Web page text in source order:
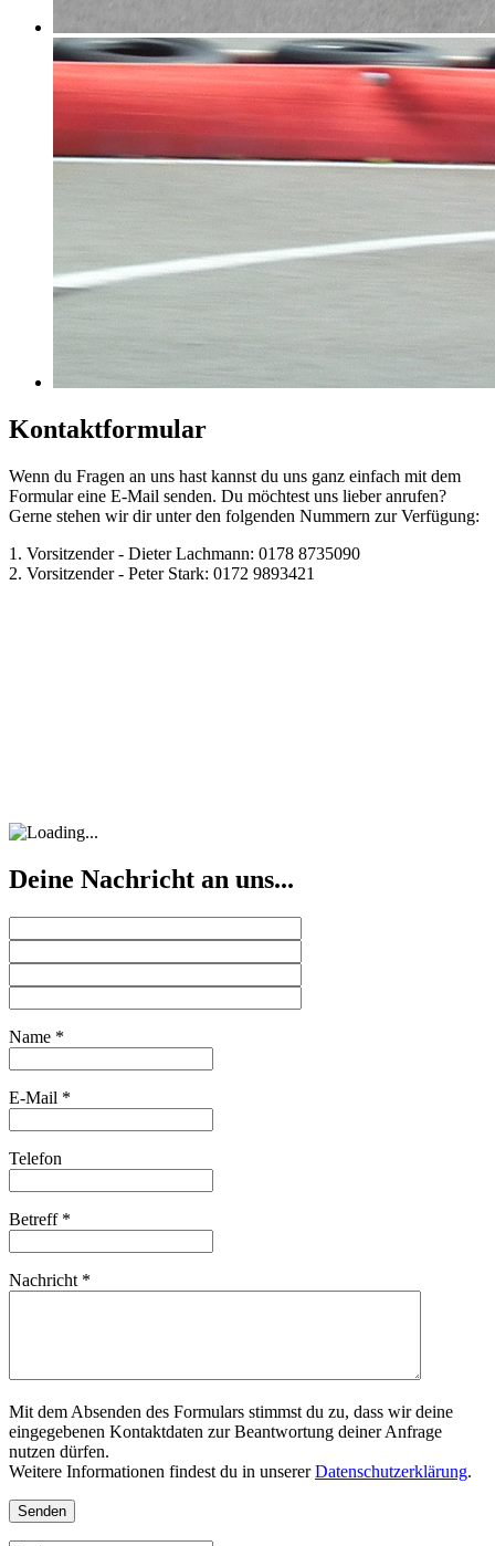
Kontaktformular
Wenn du Fragen an uns hast kannst du uns ganz einfach mit dem
Formular eine E-Mail senden. Du möchtest uns lieber anrufen?
Gerne stehen wir dir unter den folgenden Nummern zur Verfügung:
1. Vorsitzender - Dieter Lachmann: 0178 8735090
2. Vorsitzender - Peter Stark: 0172 9893421
Deine Nachricht an uns...
Name *
E-Mail *
Telefon
Betreff*
Nachricht *
Mit dem Absenden des Formulars stimmst du zu, dass wir deine
eingegebenen Kontaktdaten zur Beantwortung deiner Anfrage
nutzen dürfen.
Weitere Informationen findest du in unsererDatenschutzerklärung.
Senden